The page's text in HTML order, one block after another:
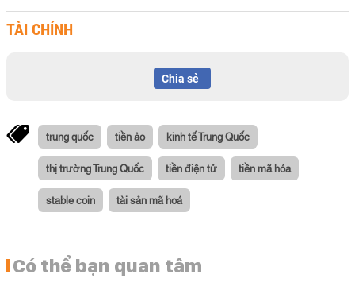
TÀI CHÍNH
Chia sẻ
trung quốc tiền ảo kinh tế Trung Quốc
thị trường Trung Quốc tiền điện tử tiền mã hóa
stable coin tài sản mã hoá
Có thể bạn quan tâm